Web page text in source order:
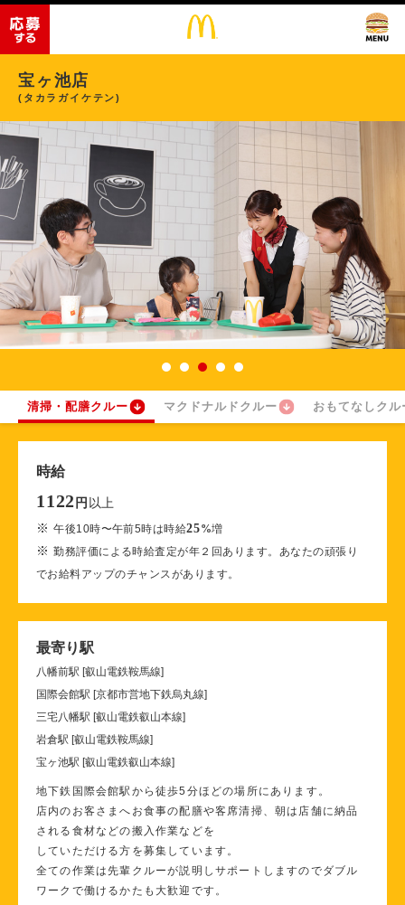
宝ヶ池店
(タカラガイケテン)
清掃・配膳クルー マクドナルドクルー おもてなしクル
時給
1122 円 以上
※午後10時〜午前5時は時給25%増
※勤務評価による時給査定が年２回あります。あなたの頑張り
でお給料アップのチャンスがあります。
最寄り駅
八幡前駅 [叡山電鉄鞍馬線]
国際会館駅 [京都市営地下鉄烏丸線]
三宅八幡駅 [叡山電鉄叡山本線]
岩倉駅 [叡山電鉄鞍馬線]
宝ヶ池駅 [叡山電鉄叡山本線]
地下鉄国際会館駅から徒歩5分ほどの場所にあります。
店内のお客さまへお食事の配膳や客席清掃、朝は店舗に納品
される食材などの搬入作業などを
していただける方を募集しています。
全ての作業は先輩クルーが説明しサポートしますのでダブル
ワークで働けるかたも大歓迎です。